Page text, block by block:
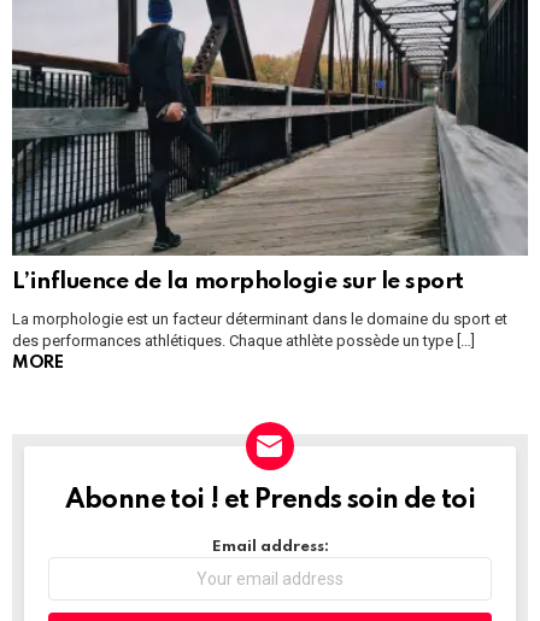
L’influence de la morphologie sur le sport
La morphologie est un facteur déterminant dans le domaine du sport et
des performances athlétiques. Chaque athlète possède un type […]
MORE
NEWSLETTER
Abonne toi ! et Prends soin de toi
Email address: